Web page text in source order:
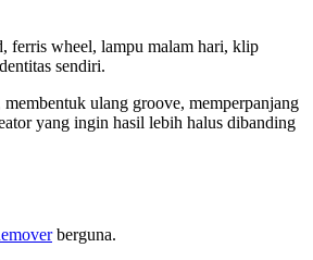
ferris wheel, lampu malam hari, klip
sendiri.
ulang groove, memperpanjang
yang ingin hasil lebih halus dibanding
berguna.